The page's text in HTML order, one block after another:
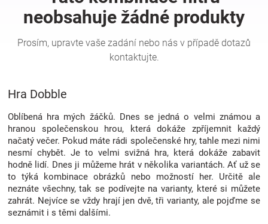
zábava
pro
děti
Těhotenské
oblečení
Hra Dobble
Oblíbená hra mých žáčků. Dnes se jedná o velmi známou a
hranou společenskou hrou, která dokáže zpříjemnit každý
načatý večer. Pokud máte rádi společenské hry, tahle mezi nimi
nesmí chybět. Je to velmi svižná hra, která dokáže zabavit
hodně lidí. Dnes ji můžeme hrát v několika variantách. Ať už se
to týká kombinace obrázků nebo možností her. Určitě ale
neznáte všechny, tak se podívejte na varianty, které si můžete
zahrát. Nejvíce se vždy hrají jen dvě, tři varianty, ale pojďme se
seznámit i s těmi dalšími.